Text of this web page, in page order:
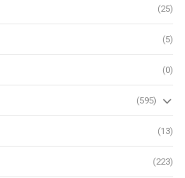
(25)
(5)
(0)
(595)
(13)
(223)